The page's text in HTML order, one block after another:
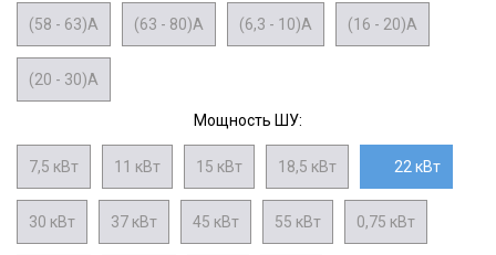
(58 - 63)А (63 - 80)А (6,3 - 10)А (16 - 20)А
(20 - 30)А
Мощность ШУ:
7,5 кВт 11 кВт 15 кВт 18,5 кВт 22 кВт
30 кВт 37 кВт 45 кВт 55 кВт 0,75 кВт